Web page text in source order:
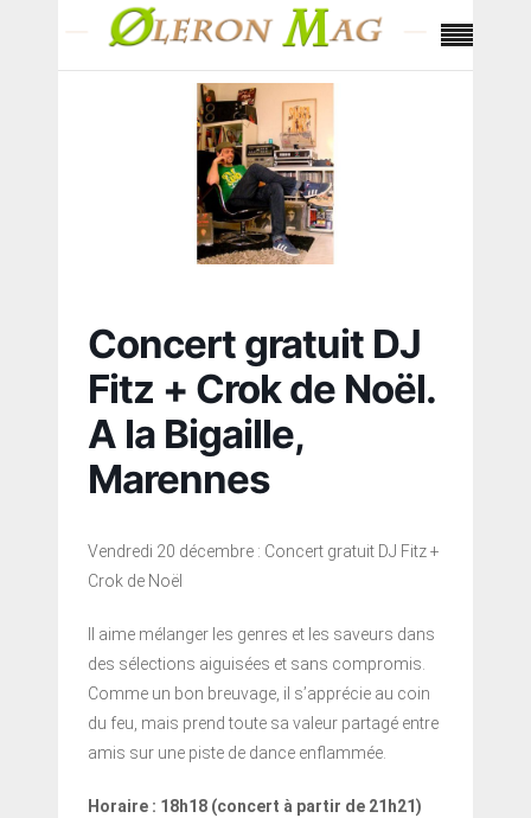
Concert gratuit DJ
Fitz + Crok de Noël.
A la Bigaille,
Marennes
Vendredi 20 décembre : Concert gratuit DJ Fitz +
Crok de Noël
Il aime mélanger les genres et les saveurs dans
des sélections aiguisées et sans compromis.
Comme un bon breuvage, il s’apprécie au coin
du feu, mais prend toute sa valeur partagé entre
amis sur une piste de dance enflammée.
Horaire : 18h18 (concert à partir de 21h21)